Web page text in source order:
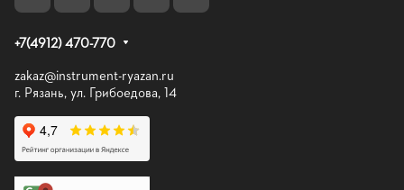
+7(4912) 470-770
zakaz@instrument-ryazan.ru
г. Рязань, ул. Грибоедова, 14